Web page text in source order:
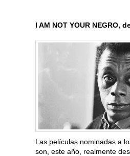
I AM NOT YOUR NEGRO,
Las películas nominadas a
son, este año, realmente